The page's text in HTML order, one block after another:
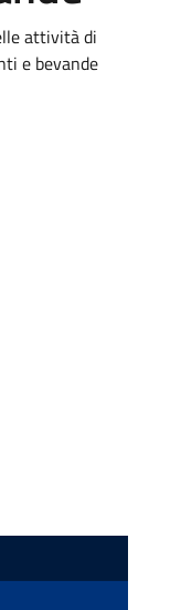
attività di
e bevande